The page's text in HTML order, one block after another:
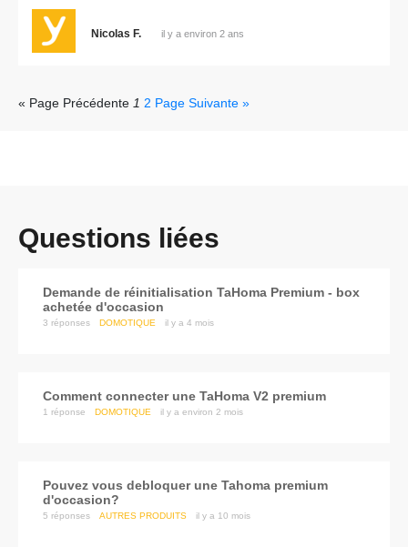
Nicolas F. il y a environ 2 ans
« Page Précédente 1 2 Page Suivante »
Questions liées
Demande de réinitialisation TaHoma Premium - box
achetée d'occasion
3 réponses DOMOTIQUE il y a 4 mois
comment connecter une TaHoma V2 premium
1 réponse DOMOTIQUE il y a environ 2 mois
Pouvez vous debloquer une Tahoma premium
d'occasion?
5 réponses AUTRES PRODUITS il y a 10 mois